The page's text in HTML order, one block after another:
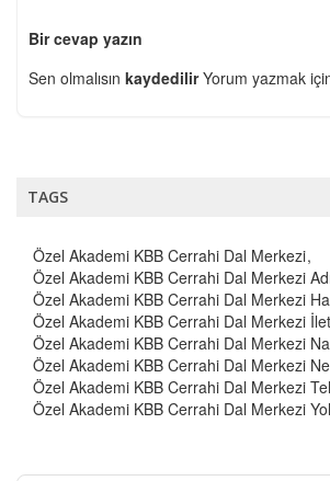
Bir cevap yazın
Sen olmalısın kaydedilirYorum yazmak
TAGS
Özel Akademi KBB Cerrahi Dal Merkezi
Özel Akademi KBB Cerrahi Dal Merkezi
Özel Akademi KBB Cerrahi Dal Merkezi
Özel Akademi KBB Cerrahi Dal Merkezi
Özel Akademi KBB Cerrahi Dal Merkezi
Özel Akademi KBB Cerrahi Dal Merkezi
Özel Akademi KBB Cerrahi Dal Merkezi
Özel Akademi KBB Cerrahi Dal Merkezi